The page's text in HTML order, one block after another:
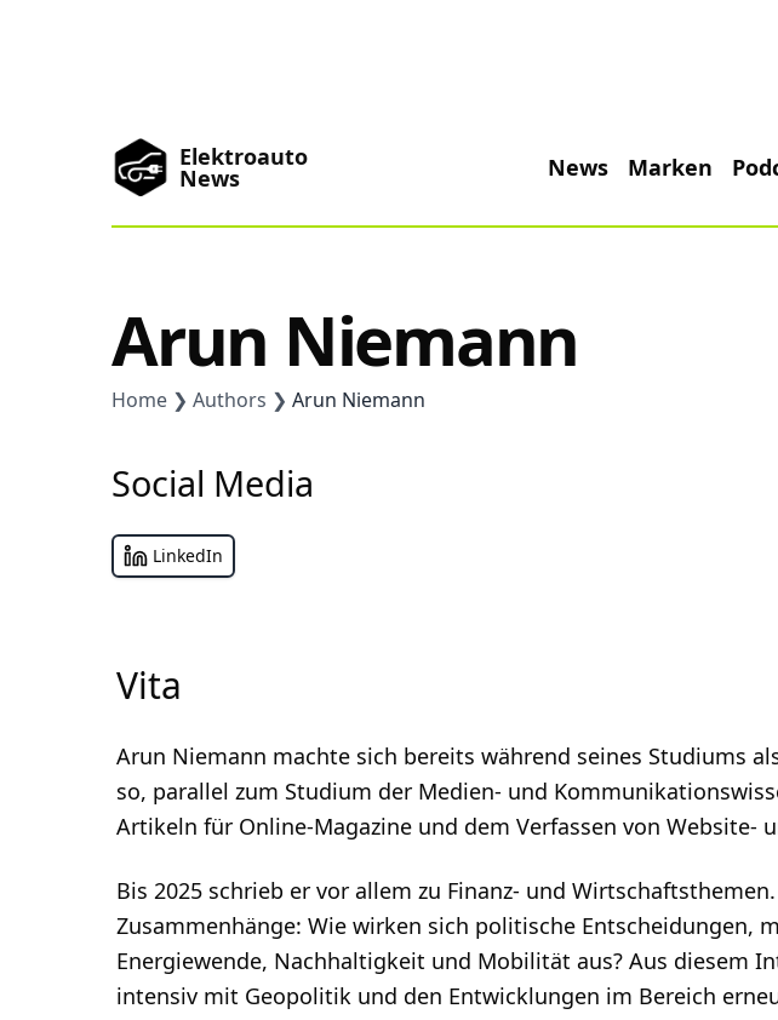
Elektroauto
News News Marken
Arun Niemann
Home Authors Arun Niemann
Social Media
LinkedIn
VisitLinkedIn
Vita
Arun Niemann machte sich bereits während seines Studiums
so, parallel zum Studium der Medien- und
Artikeln für Online-Magazine und dem Verfassen von Website-
Bis 2025 schrieb er vor allem zu Finanz- und
Zusammenhänge: Wie wirken sich politische
Energiewende, Nachhaltigkeit und Mobilität aus? Aus diesem
intensiv mit Geopolitik und den Entwicklungen im Bereich
Toplisten